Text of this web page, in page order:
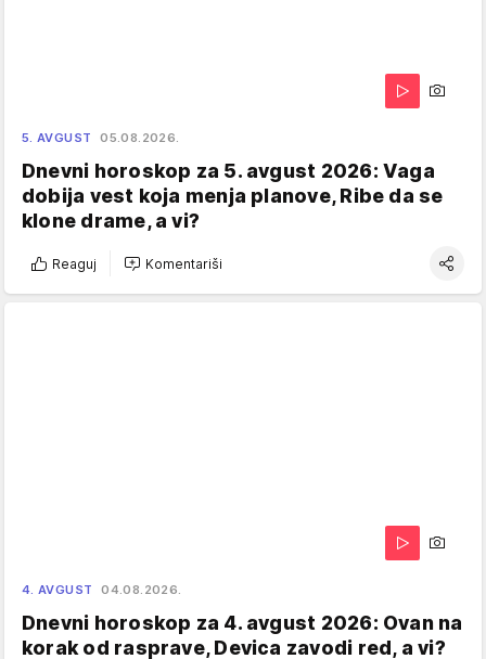
5. AVGUST 05.08.2026.
Dnevni horoskop za 5. avgust 2026: Vaga
dobija vest koja menja planove, Ribe da se
klone drame, a vi?
Reaguj Komentariši
4. AVGUST 04.08.2026.
Dnevni horoskop za 4. avgust 2026: Ovan na
korak od rasprave, Devica zavodi red, a vi?